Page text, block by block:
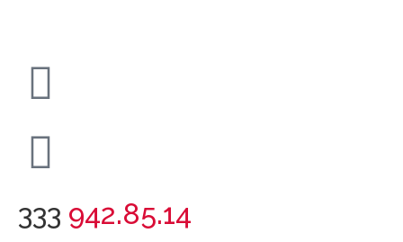
333 942.85.14